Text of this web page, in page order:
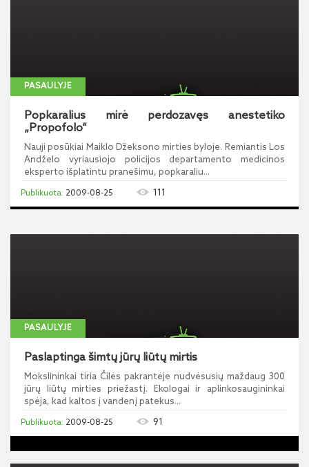
PASAULYJE
Popkaralius mirė perdozavęs anestetiko
„Propofolo“
Nauji posūkiai Maiklo Džeksono mirties byloje. Remiantis Los
Andželo vyriausiojo policijos departamento medicinos
eksperto išplatintu pranešimu, popkaraliu...
2009-08-25 111
PASAULYJE
Paslaptinga šimtų jūrų liūtų mirtis
Mokslininkai tiria Čilės pakrantėje nudvėsusių maždaug 300
jūrų liūtų mirties priežastį. Ekologai ir aplinkosaugininkai
spėja, kad kaltos į vandenį patekus...
2009-08-25 91